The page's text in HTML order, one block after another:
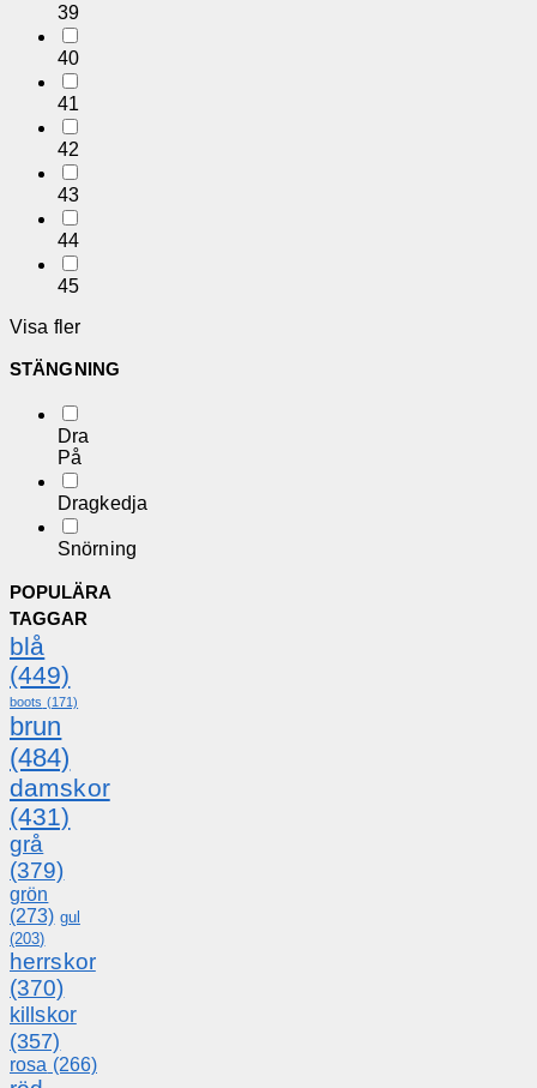
39
40
41
42
43
44
45
Visa fler
STÄNGNING
Dra
På
Dragkedja
Snörning
POPULÄRA
TAGGAR
blå
(449)
boots (171)
brun
(484)
damskor
(431)
grå
(379)
grön
(273) gul
(203)
herrskor
(370)
killskor
(357)
rosa (266)